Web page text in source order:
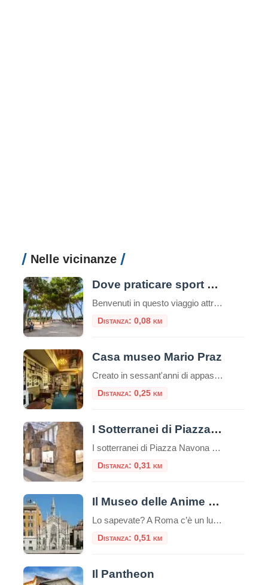
Nelle vicinanze
Dove praticare sport a Roma: consigli utili e attività da svolgere nella capitale
Benvenuti in questo viaggio attraverso le migliori opportunità per praticare sport nella vivace e storica città di Roma. La Capitale italiana non è solo un tesoro di arte, cultura e gastronomia, ma offre anche numerose possibilità per mantenere uno stile di vita attivo e sano, oltre che ecologico. Che siate residenti o turisti, appassionati di sport all’aria aperta o alla […]
Distanza: 0,08 km
Casa museo Mario Praz
Creato in sessant'anni di appassionato collezionismo da Mario Praz (Roma 1896-1982) anglista e critico di levatura internazionale, al Casa Museo Mario Praz si presenta come una dimora nobiliare del secolo XIX. Mario Praz - pescatore, scrittore e
Distanza: 0,25 km
I Sotterranei di Piazza Navona
I sotterranei di Piazza Navona sono un complesso di ambienti sotterranei situati sotto la famosa Piazza Navona di Roma, in Italia. Questi sotterranei sono noti come “Stadio di Domiziano” e rappresentano uno dei siti archeologici più importanti della città. Piazza Navona, la più bella piazza barocca di Roma, occupa la pista dell’antico “Stadio di Domiziano”, […]
Distanza: 0,31 km
Il Museo delle Anime del Purgatorio
Lo sapevate? A Roma c’è un luogo unico e inquietante: il Museo delle Anime del Purgatorio. Il museo delle anime del Purgatorio è un’esposizione di documenti e testimonianze allestita in un locale adiacente alla sacrestia della piccola chiesa neogotica del Sacro Cuore del Suffragio a Roma. Tali documenti proverebbero l’esistenza del Purgatorio. La chiesa del […]
Distanza: 0,51 km
Il Pantheon